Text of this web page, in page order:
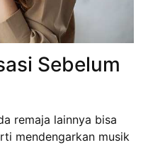
Sebelum
remaja lainnya bisa
mendengarkan musik